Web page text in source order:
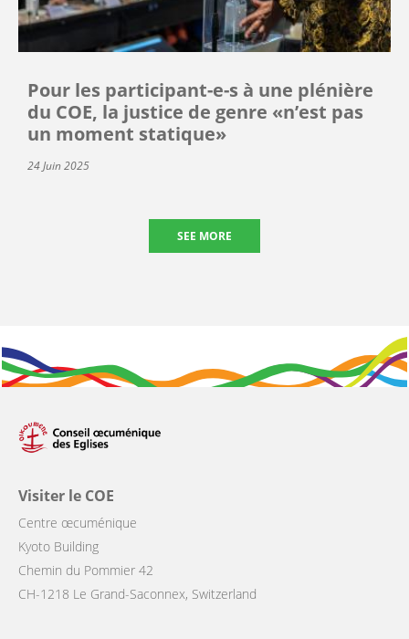
Pour les participant-e-s à une plénière
du COE, la justice de genre «n’est pas
un moment statique»
24 Juin 2025
SEE MORE
Visiter le COE
Centre œcuménique
Kyoto Building
Chemin du Pommier 42
CH-1218 Le Grand-Saconnex, Switzerland